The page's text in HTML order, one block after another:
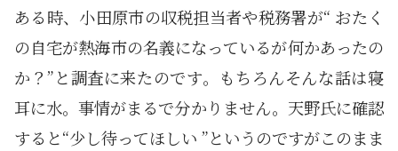
ある時、小田原市の収税担当者や税務署が“ おたく
の自宅が熱海市の名義になっているが何かあったの
か？”と調査に来たのです。もちろんそんな話は寝
耳に水。事情がまるで分かりません。天野氏に確認
すると“少し待ってほしい ”というのですがこのまま